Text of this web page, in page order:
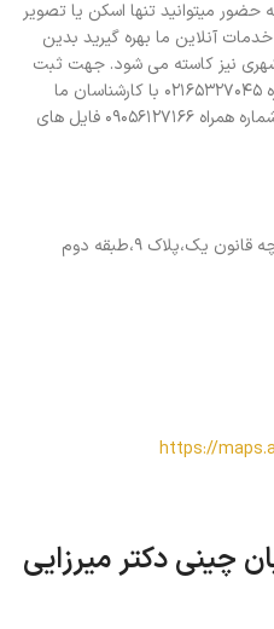
حضور میتوانید تنها اسکن یا تصویر
آنلاین ما بهره گیرید بدین
نیز کاسته می شود. جهت ثبت
سفارش خود می توانید از طریق شماره ۰۲۱۶۵۳۲۷۰۴۵ با کارشناسان ما
تماس بگیرید و یا در تلگرام از طریق شماره همراه ۰۹۰۵۶۱۲۷۱۶۶ فایل های
یک،پلاک ۹،طبقه دوم
https://